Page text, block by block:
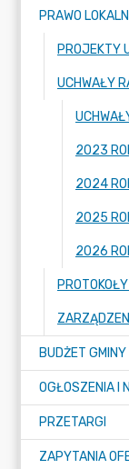
PRAWO
PROJEKTY
UCHWAŁY
2023
2024
2025
2026
BUDŻET
OGŁOSZENIA I
PRZETARGI
ZAPYTANIA